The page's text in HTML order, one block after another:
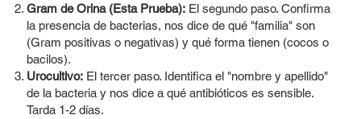
Gram de Orina (Esta Prueba):El segundo paso. Confirma
la presencia de bacterias, nos dice de qué "familia" son
(Gram positivas o negativas) y qué forma tienen (cocos o
bacilos).
Urocultivo:El tercer paso. Identifica el "nombre y apellido"
de la bacteria y nos dice a qué antibióticos es sensible.
Tarda 1-2 días.